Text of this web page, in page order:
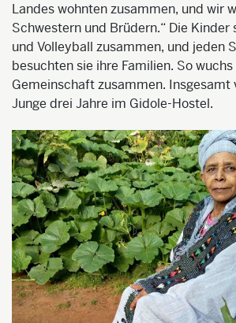
Landes wohnten zusammen, und wir
Schwestern und Brüdern.“ Die Kinder
und Volleyball zusammen, und jeden
besuchten sie ihre Familien. So
Gemeinschaft zusammen.
Junge drei Jahre im Gidole-Hostel.